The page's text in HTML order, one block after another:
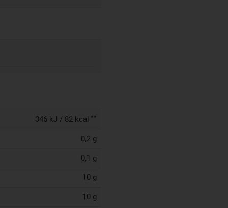
346 kJ / 82 kcal **
0,2 g
0,1 g
10 g
10 g